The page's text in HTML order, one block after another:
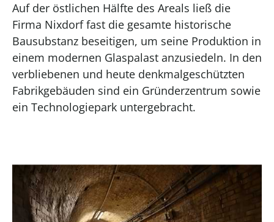
Auf der östlichen Hälfte des Areals ließ die
Firma Nixdorf fast die gesamte historische
Bausubstanz beseitigen, um seine Produktion in
einem modernen Glaspalast anzusiedeln. In den
verbliebenen und heute denkmalgeschützten
Fabrikgebäuden sind ein Gründerzentrum sowie
ein Technologiepark untergebracht.